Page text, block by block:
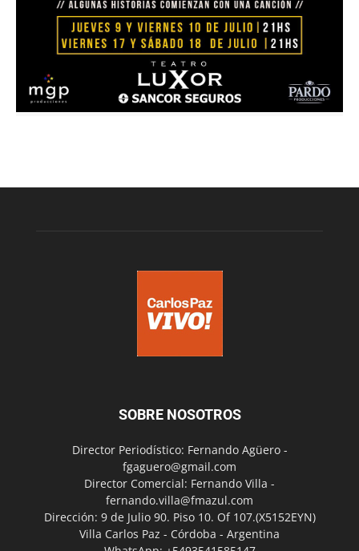
SOBRE NOSOTROS
Director Periodístico: Fernando Agüero -
fgaguero@gmail.com
Director Comercial: Fernando Villa -
fernando.villa@fmazul.com
Dirección: 9 de Julio 90. Piso 10. Of 107.(X5152EYN)
Villa Carlos Paz - Córdoba - Argentina